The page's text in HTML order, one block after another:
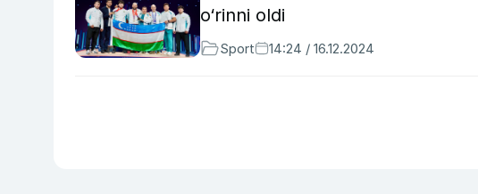
o‘rinni oldi
Sport 14:24 / 16.12.2024